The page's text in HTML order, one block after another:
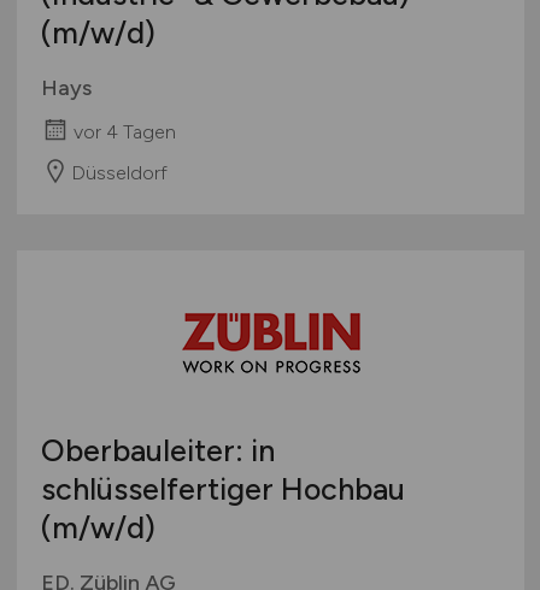
(m/w/d)
Hays
vor 4 Tagen
Düsseldorf
Oberbauleiter: in
schlüsselfertiger Hochbau
(m/w/d)
ED. Züblin AG